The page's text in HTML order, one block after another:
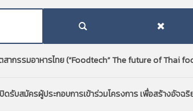
ากรรมอาหารไทย (“Foodtech” The future of Thai
ดรับสมัครผู้ประกอบการเข้าร่วมโครงการ เพื่อสร้างอัจฉ